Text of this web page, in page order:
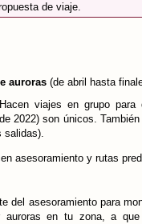
de viaje.
auroras(de abril hasta
Hacen viajes en grupo
2022) son únicos.
salidas).
asesoramiento y rutas
del asesoramiento para
auroras en tu zona, a